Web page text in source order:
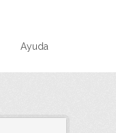
Ayuda